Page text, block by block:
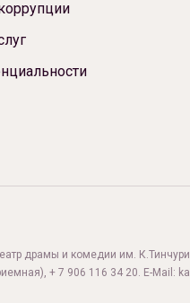
драмы и комедии им.
+ 7 906 116 34 20. E-Mail: